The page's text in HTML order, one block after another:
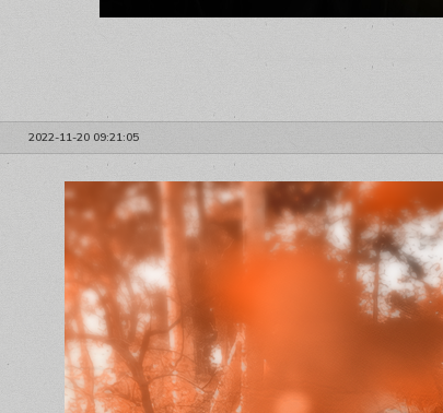
2022-11-20 09:21:05